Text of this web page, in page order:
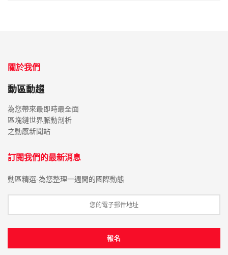
關於我們
動區動趨
為您帶來最即時最全面
區塊鏈世界脈動剖析
之動感新聞站
訂閱我們的最新消息
動區精選-為您整理一週間的國際動態